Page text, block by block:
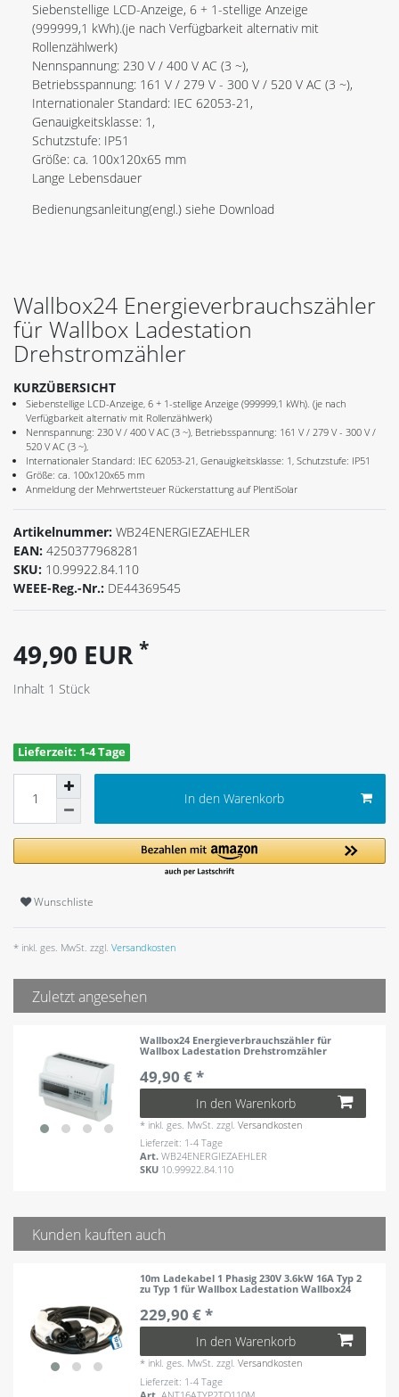
Siebenstellige LCD-Anzeige, 6 + 1-stellige Anzeige
(999999,1 kWh).(je nach Verfügbarkeit alternativ mit
Rollenzählwerk)
Nennspannung: 230 V / 400 V AC (3 ~),
Betriebsspannung: 161 V / 279 V - 300 V / 520 V AC (3 ~),
Internationaler Standard: IEC 62053-21,
Genauigkeitsklasse: 1,
Schutzstufe: IP51
Größe: ca. 100x120x65 mm
Lange Lebensdauer
Bedienungsanleitung(engl.) siehe Download
Wallbox24 Energieverbrauchszähler
für Wallbox Ladestation
Drehstromzähler
KURZÜBERSICHT
Siebenstellige LCD-Anzeige, 6 + 1-stellige Anzeige (999999,1 kWh). (je nach
Verfügbarkeit alternativ mit Rollenzählwerk)
Nennspannung: 230 V / 400 V AC (3 ~), Betriebsspannung: 161 V / 279 V - 300 V /
520 V AC (3 ~),
Internationaler Standard: IEC 62053-21, Genauigkeitsklasse: 1, Schutzstufe: IP51
Größe: ca. 100x120x65 mm
Anmeldung der Mehrwertsteuer Rückerstattung auf PlentiSolar
Artikelnummer: WB24ENERGIEZAEHLER
EAN: 4250377968281
SKU: 10.99922.84.110
WEEE-Reg.-Nr.: DE44369545
49,90 EUR *
Inhalt 1 Stück
Lieferzeit: 1-4 Tage
In den Warenkorb
Wunschliste
* inkl. ges. MwSt. zzgl. Versandkosten
Zuletzt angesehen
Wallbox24 Energieverbrauchszähler für
Wallbox Ladestation Drehstromzähler
49,90 € *
In den Warenkorb
* inkl. ges. MwSt. zzgl.Versandkosten
Lieferzeit: 1-4 Tage
Art.WB24ENERGIEZAEHLER
SKU 10.99922.84.110
Kunden kauften auch
10m Ladekabel 1 Phasig 230V 3.6kW 16A Typ 2
zu Typ 1 für Wallbox Ladestation Wallbox24
229,90 € *
In den Warenkorb
* inkl. ges. MwSt. zzgl.Versandkosten
Lieferzeit: 1-4 Tage